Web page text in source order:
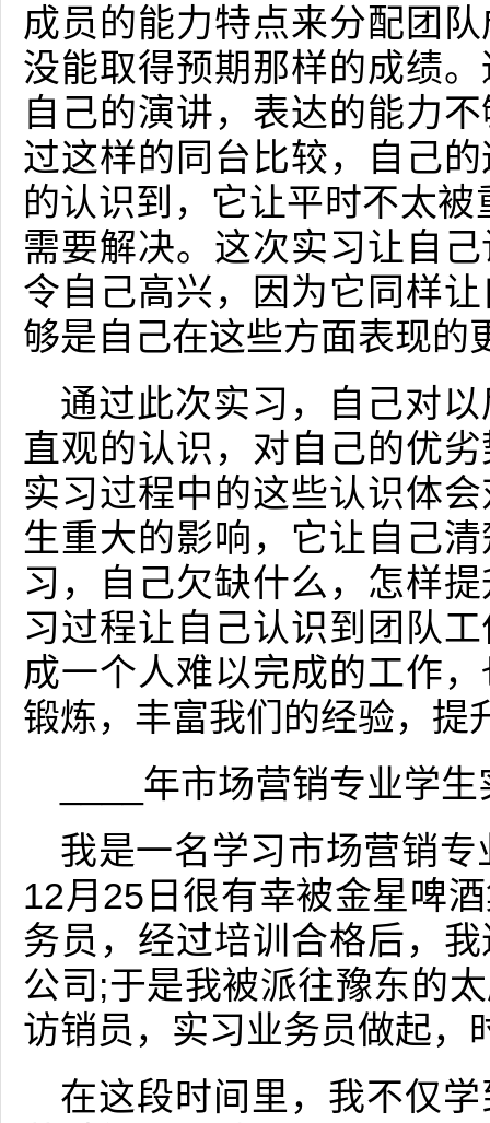
成员的能力特点来分配团
没能取得预期那样的成绩
自己的演讲，表达的能力
过这样的同台比较，自己
的认识到，它让平时不太
需要解决。这次实习让自
令自己高兴，因为它同样
够是自己在这些方面表现的
通过此次实习，自己对
直观的认识，对自己的优
实习过程中的这些认识体
生重大的影响，它让自己
习，自己欠缺什么，怎样
习过程让自己认识到团队
成一个人难以完成的工作
锻炼，丰富我们的经验，提
____年市场营销专业学
我是一名学习市场营销
12月25日很有幸被金星啤
务员，经过培训合格后，
公司;于是我被派往豫东的
访销员，实习业务员做起，
在这段时间里，我不仅